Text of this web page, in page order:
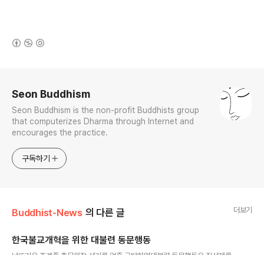
Seon Buddhism
Seon Buddhism is the non-profit Buddhists group
that computerizes Dharma through Internet and
encourages the practice.
구독하기
Buddhist-News 의 다른 글 더보기
한국불교개혁을 위한 대불련 동문행동